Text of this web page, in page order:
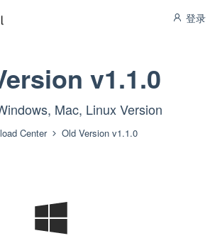
登录
v1.1.0
Mac, Linux Version
Center Old Version v1.1.0